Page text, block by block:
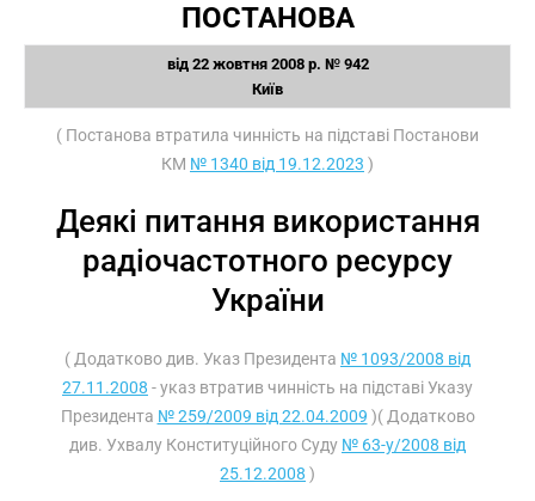
ПОСТАНОВА
від 22 жовтня 2008 р. № 942
Київ
( Постанова втратила чинність на підставі Постанови
КМ № 1340 від 19.12.2023 )
Деякі питання використання
радіочастотного ресурсу
України
( Додатково див. Указ Президента № 1093/2008 від
27.11.2008 - указ втратив чинність на підставі Указу
Президента № 259/2009 від 22.04.2009 )( Додатково
див. Ухвалу Конституційного Суду № 63-у/2008 від
25.12.2008 )